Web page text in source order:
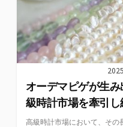
オーデマピゲが生
級時計市場を牽引
高級時計市場において、その